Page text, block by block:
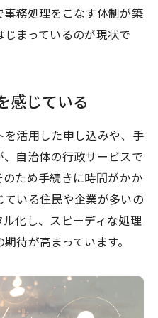
務処理をこなす体制が築
まっているのが現状で
感じている
を活用した申し込みや、手
自治体の行政サービスで
ため手続きに時間がかか
いる住民や企業が多いの
化し、スピーディな処理
待が高まっています。